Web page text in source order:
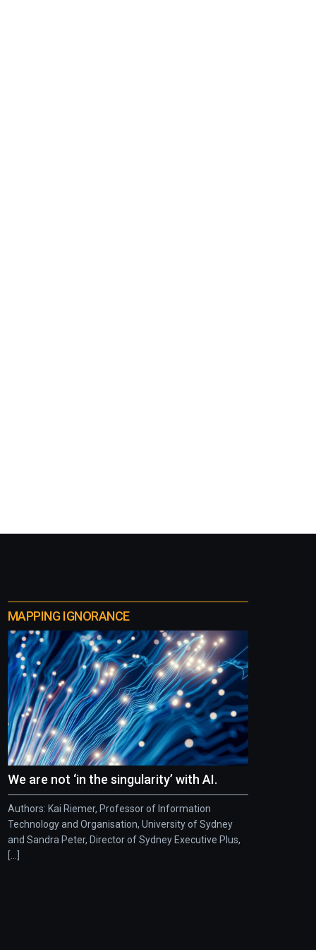
MAPPING IGNORANCE
We are not ‘in the singularity’ with AI.
Authors: Kai Riemer, Professor of Information
Technology and Organisation, University of Sydney
and Sandra Peter, Director of Sydney Executive Plus,
[...]